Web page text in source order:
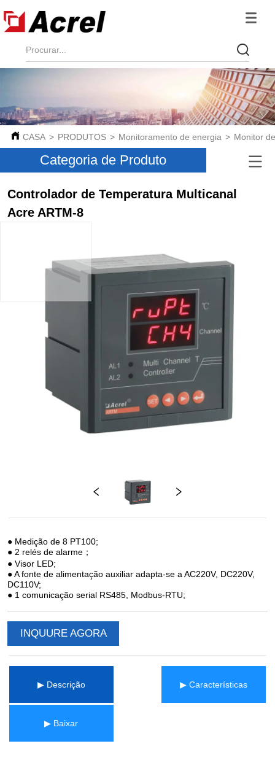
CASA > PRODUTOS > Monitoramento de energia > Monitor
Categoria de Produto
Controlador de Temperatura Multicanal
Acre ARTM-8
INQUURE AGORA
▶ Descrição ▶ Características
▶ Baixar